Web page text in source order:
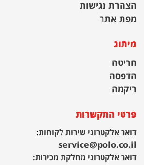
הצהרת נגישות
מפת אתר
מיתוג
חריטה
הדפסה
ריקמה
פרטי התקשרות
דואר אלקטרוני שירות לקוחות:
service@polo.co.il
דואר אלקטרוני מחלקת מכירות: